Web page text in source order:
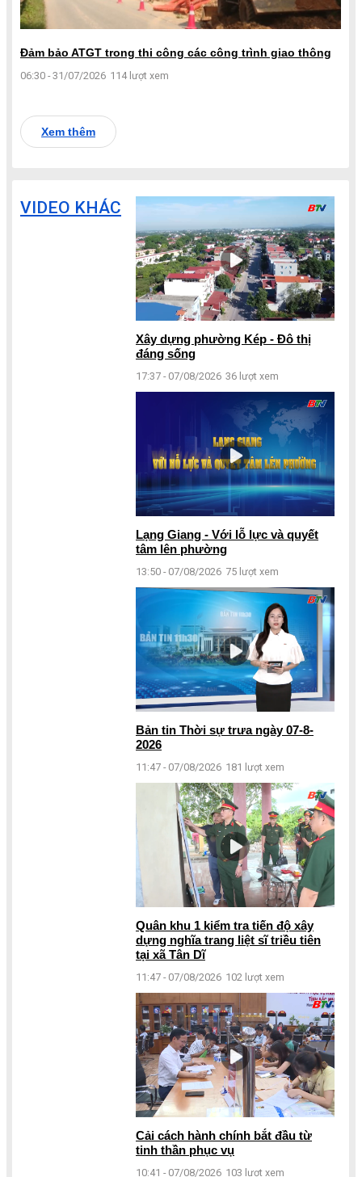
Đảm bảo ATGT trong thi công các công trình giao thông
06:30 - 31/07/2026 114 lượt xem
Xem thêm
VIDEO KHÁC
Xây dựng phường Kép - Đô thị
đáng sống
17:37 - 07/08/2026 36 lượt xem
Lạng Giang - Với lỗ lực và quyết
tâm lên phường
13:50 - 07/08/2026 75 lượt xem
Bản tin Thời sự trưa ngày 07-8-
2026
11:47 - 07/08/2026 181 lượt xem
Quân khu 1 kiểm tra tiến độ xây
dựng nghĩa trang liệt sĩ triều tiên
tại xã Tân Dĩ
11:47 - 07/08/2026 102 lượt xem
Cải cách hành chính bắt đầu từ
tinh thần phục vụ
10:41 - 07/08/2026 103 lượt xem